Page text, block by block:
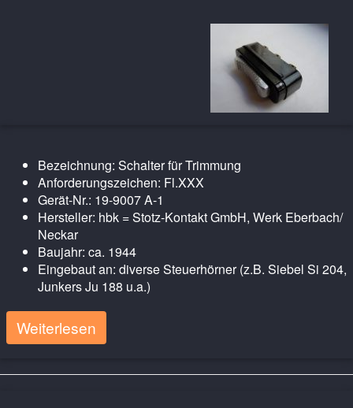
Bezeichnung: Schalter für Trimmung
Anforderungszeichen: Fl.XXX
Gerät-Nr.: 19-9007 A-1
Hersteller: hbk = Stotz-Kontakt GmbH, Werk Eberbach/
Neckar
Baujahr: ca. 1944
Eingebaut an: diverse Steuerhörner (z.B. Siebel Si 204,
Junkers Ju 188 u.a.)
Weiterlesen